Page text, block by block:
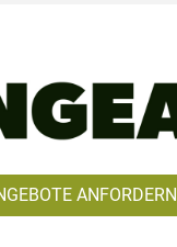
ANFORDERN